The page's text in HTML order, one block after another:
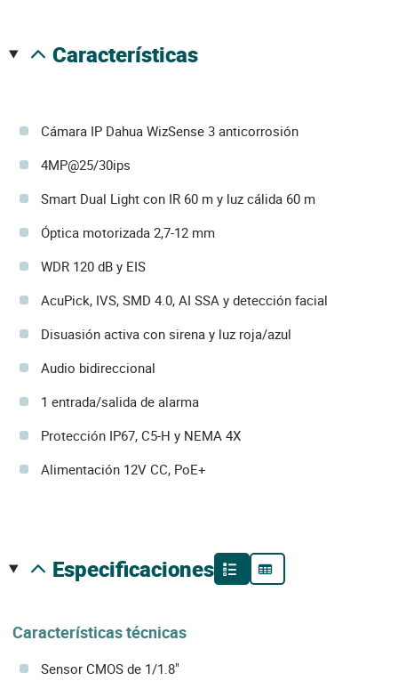
características
Cámara IP Dahua WizSense 3 anticorrosión
4MP@25/30ips
Smart Dual Light con IR 60 m y luz cálida 60 m
Óptica motorizada 2,7-12 mm
WDR 120 dB y EIS
AcuPick, IVS, SMD 4.0, AI SSA y detección facial
Disuasión activa con sirena y luz roja/azul
Audio bidireccional
1 entrada/salida de alarma
Protección IP67, C5-H y NEMA 4X
Alimentación 12V CC, PoE+
especificaciones
Características técnicas
Sensor CMOS de 1/1.8"